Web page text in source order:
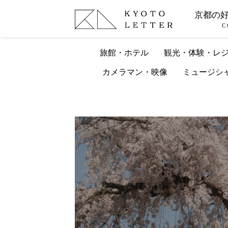
京都の
旅館・ホテル 観光・体験・レ
カメラマン・映像 ミュージシ